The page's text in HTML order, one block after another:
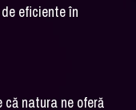
eficiente în
natura ne oferă